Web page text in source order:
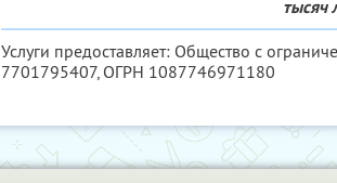
тысяч
Услуги предоставляет: Общество с
7701795407, ОГРН 1087746971180